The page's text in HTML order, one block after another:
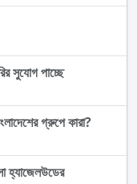
সুযোগ পাচ্ছে
গ্রুপে কারা?
হ্যাজেলউডের